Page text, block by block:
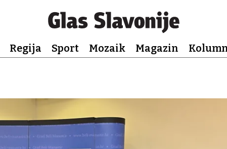
Regija Sport Mozaik Magazin